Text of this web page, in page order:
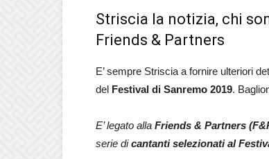
Striscia la notizia, chi
Friends & Partners
E’ sempre Striscia a fornire ulteriori
del Festival di Sanremo 2019.
E’ legato alla Friends & Partners
serie dicantanti selezionati al